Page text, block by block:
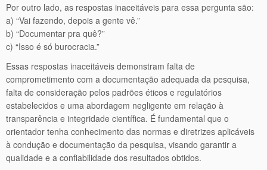
Por outro lado, as respostas inaceitáveis para essa pergunta são:
a) “Vai fazendo, depois a gente vê.”
b) “Documentar pra quê?”
c) “Isso é só burocracia.”
Essas respostas inaceitáveis demonstram falta de
comprometimento com a documentação adequada da pesquisa,
falta de consideração pelos padrões éticos e regulatórios
estabelecidos e uma abordagem negligente em relação à
transparência e integridade científica. É fundamental que o
orientador tenha conhecimento das normas e diretrizes aplicáveis
à condução e documentação da pesquisa, visando garantir a
qualidade e a confiabilidade dos resultados obtidos.